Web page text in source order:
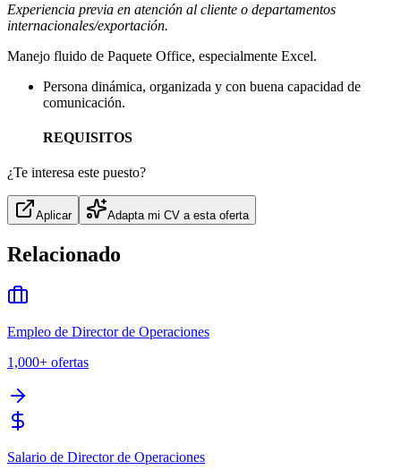
Experiencia previa en atención al cliente o departamentos
internacionales/exportación.
Manejo fluido de Paquete Office, especialmente Excel.
Persona dinámica, organizada y con buena capacidad de
comunicación.
REQUISITOS
¿Te interesa este puesto?
Aplicar Adapta mi CV a esta oferta
Relacionado
Empleo de Director de Operaciones
1,000+ ofertas
Salario de Director de Operaciones